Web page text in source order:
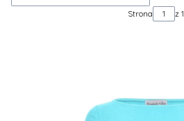
Strona z 1